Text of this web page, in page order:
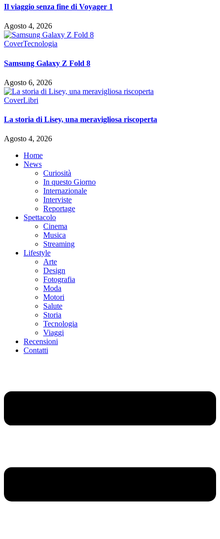
Il viaggio senza fine di Voyager 1
Agosto 4, 2026
CoverTecnologia
Samsung Galaxy Z Fold 8
Agosto 6, 2026
CoverLibri
La storia di Lisey, una meravigliosa riscoperta
Agosto 4, 2026
Home
News
Curiosità
In questo Giorno
Internazionale
Interviste
Reportage
Spettacolo
Cinema
Musica
Streaming
Lifestyle
Arte
Design
Fotografia
Moda
Motori
Salute
Storia
Tecnologia
Viaggi
Recensioni
Contatti